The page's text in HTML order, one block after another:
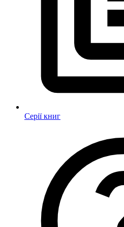
Серії книг